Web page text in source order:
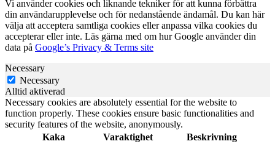
Vi använder cookies och liknande tekniker för att kunna förbättra
din användarupplevelse och för nedanstående ändamål. Du kan här
välja att acceptera samtliga cookies eller anpassa vilka cookies du
accepterar eller inte. Läs gärna med om hur Google använder din
data på Google’s Privacy & Terms site
Necessary
Necessary
Alltid aktiverad
Necessary cookies are absolutely essential for the website to
function properly. These cookies ensure basic functionalities and
security features of the website, anonymously.
Kaka
Varaktighet Beskrivning